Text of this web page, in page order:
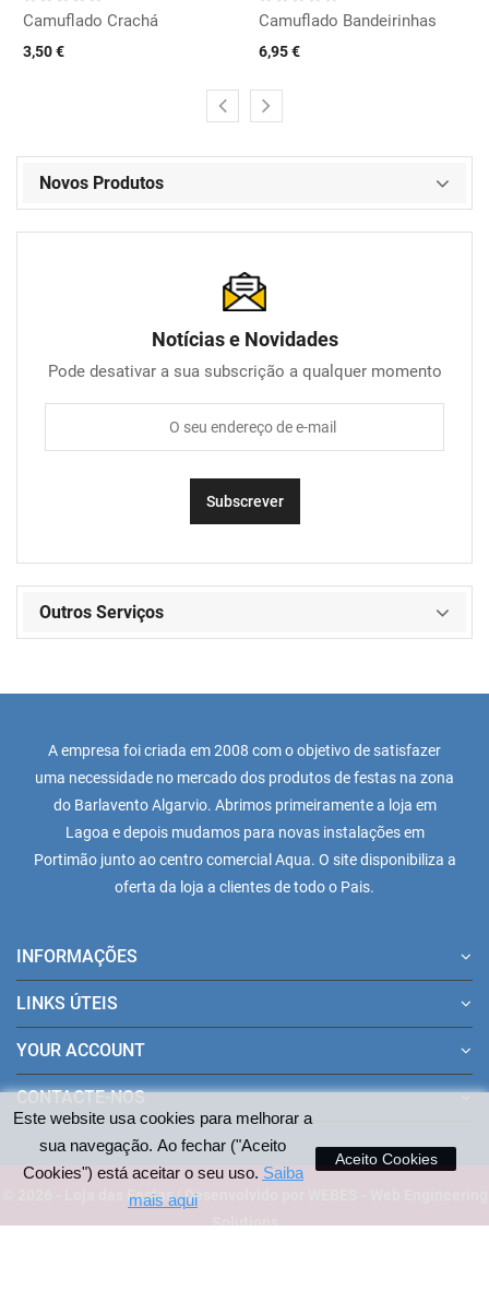
Este website usa cookies para melhorar a
sua navegação. Ao fechar ("Aceito
Cookies") está aceitar o seu uso. Saiba
mais aqui
Aceito Cookies
Camuflado Crachá
3,50 €
Camuflado Bandeirinhas
6,95 €
Novos Produtos
Notícias e Novidades
Pode desativar a sua subscrição a qualquer momento
Outros Serviços
A empresa foi criada em 2008 com o objetivo de satisfazer
uma necessidade no mercado dos produtos de festas na zona
do Barlavento Algarvio. Abrimos primeiramente a loja em
Lagoa e depois mudamos para novas instalações em
Portimão junto ao centro comercial Aqua. O site disponibiliza a
oferta da loja a clientes de todo o Pais.
INFORMAÇÕES
LINKS ÚTEIS
YOUR ACCOUNT
CONTACTE-NOS
© 2026 - Loja das Festas | Desenvolvido por WEBES - Web Engineering
Solutions